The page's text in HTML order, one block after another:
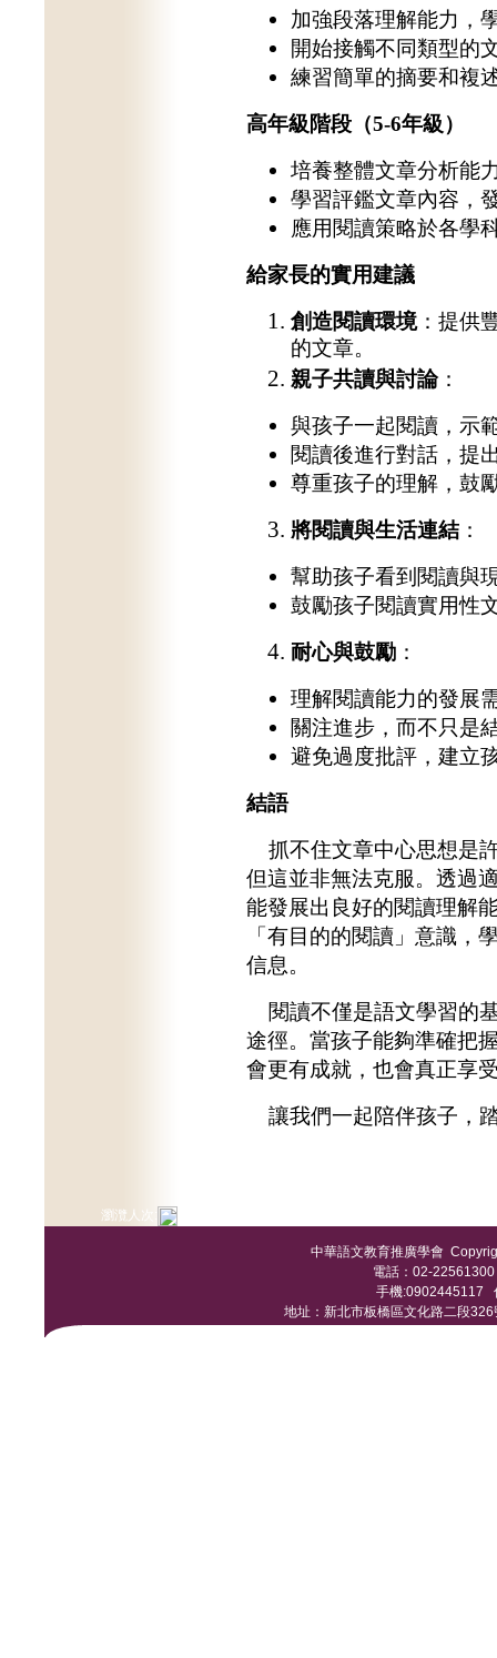
加強段落理解能力，
開始接觸不同類型的
練習簡單的摘要和複
高年級階段（5-6年級）
培養整體文章分析能
學習評鑑文章內容，
應用閱讀策略於各學
給家長的實用建議
創造閱讀環境：提供
的文章。
親子共讀與討論：
與孩子一起閱讀，示
閱讀後進行對話，提
尊重孩子的理解，鼓
將閱讀與生活連結：
幫助孩子看到閱讀與
鼓勵孩子閱讀實用性
耐心與鼓勵：
理解閱讀能力的發展
關注進步，而不只是
避免過度批評，建立
結語
抓不住文章中心思想是
但這並非無法克服。透過
能發展出良好的閱讀理解
「有目的的閱讀」意識，
信息。
閱讀不僅是語文學習的
途徑。當孩子能夠準確把
會更有成就，也會真正享
讓我們一起陪伴孩子，
瀏灠人次:
中華語文教育推廣學會
電話：02-
手機:0902445117
地址：新北市板橋區文化路二段